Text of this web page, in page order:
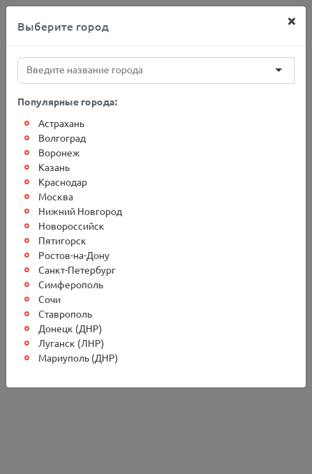
+7(812)767-20-27
Главная Адреса терминалов
Грузоперевозки в г.
Георгиевск
Выберите город ×
Популярные города:
Астрахань
Волгоград
Воронеж
Казань
Краснодар
Москва
Нижний Новгород
Новороссийск
Пятигорск
Ростов-на-Дону
Санкт-Петербург
Симферополь
Сочи
Ставрополь
Донецк (ДНР)
Луганск (ЛНР)
Мариуполь (ДНР)